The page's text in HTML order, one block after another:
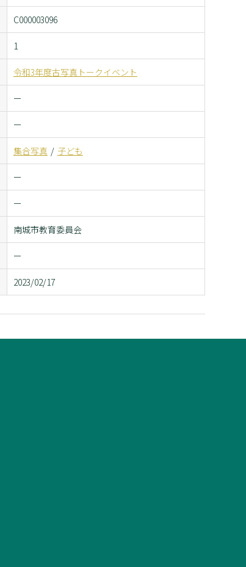
C000003096
1
令和3年度古写真トークイベント
ー
ー
集合写真 子ども
ー
ー
南城市教育委員会
ー
2023/02/17